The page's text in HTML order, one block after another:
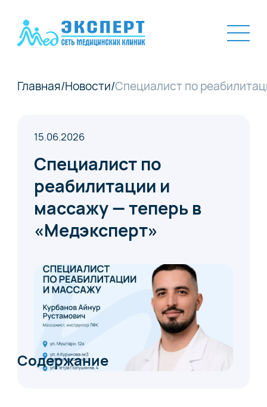
Главная/Новости/Специалист по
15.06.2026
Специалист по
реабилитации и
массажу — теперь в
«Медэксперт»
Содержание